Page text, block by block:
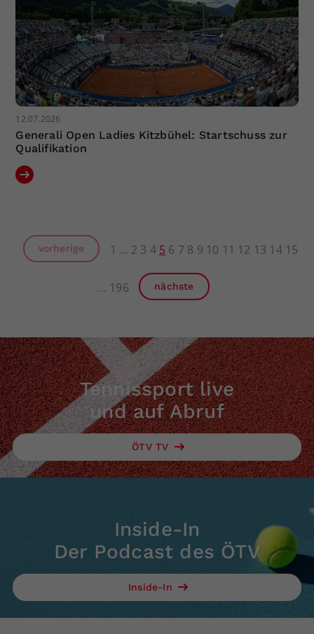
12.07.2026
Generali Open Ladies Kitzbühel: Startschuss zur
Qualifikation
vorherige 1 2 3 4 5 6 7 8 9 10 11 12 13 14 15
196 nächste
Tennissport live
und auf Abruf
ÖTV TV
Inside-In
Der Podcast des ÖTV
Inside-In